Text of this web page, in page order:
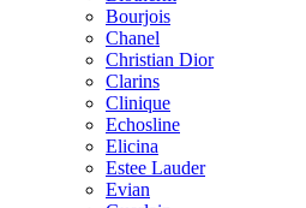
Bourjois
Chanel
Christian Dior
Clarins
Clinique
Echosline
Elicina
Estee Lauder
Evian